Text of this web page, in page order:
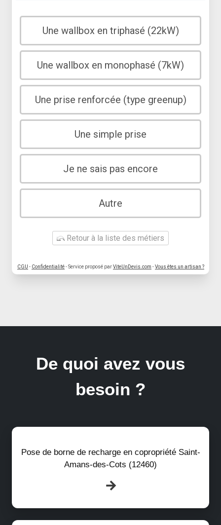
Une wallbox en triphasé (22kW)
Une wallbox en monophasé (7kW)
Une prise renforcée (type greenup)
Une simple prise
Je ne sais pas encore
Autre
Retour à la liste des métiers
CGU - Confidentialité- Service proposé parViteUnDevis.com -Vous êtes un artisan ?
De quoi avez vous
besoin ?
Pose de borne de recharge en copropriété Saint-
Amans-des-Cots (12460)